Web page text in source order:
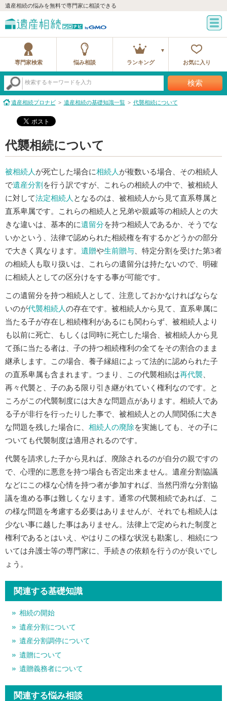
遺産相続の悩みを無料で専門家に相談できる
専門家検索 悩み相談 ランキング お気に入り
検索するキーワードを入力 検索
遺産相続プロナビ 遺産相続の基礎知識一覧 代襲相続について
代襲相続について
被相続人が死亡した場合に相続人が複数いる場合、その相続人
で遺産分割 を行う訳ですが、これらの相続人の中で、被相続人
に対して法定相続人 となるのは、被相続人から見て直系尊属と
直系卑属です。これらの相続人と兄弟や親戚等の相続人との大
きな違いは、基本的に遺留分を持つ相続人であるか、そうでな
いかという、法律で認められた相続権を有するかどうかの部分
で大きく異なります。 遺贈や生前贈与、特定分割を受けた第3者
の相続人も取り扱いは、これらの遺留分は持たないので、明確
に相続人としての区分けをする事が可能です。
この遺留分を持つ相続人として、注意しておかなければならな
いのが代襲相続人の存在です。被相続人から見て、直系卑属に
当たる子が存在し相続権利があるにも関わらず、被相続人より
も以前に死亡、もしくは同時に死亡した場合、被相続人から見
て孫に当たる者は、子の持つ相続権利の全てをその割合のまま
継承します。この場合、養子縁組によって法的に認められた子
の直系卑属も含まれます。つまり、この代襲相続は再代襲、
再々代襲と、子のある限り引き継がれていく権利なのです。と
ころがこの代襲制度には大きな問題点があります。相続人であ
る子が非行を行ったりした事で、被相続人との人間関係に大き
な問題を残した場合に、 相続人の廃除を実施しても、その子に
ついても代襲制度は適用されるのです。
代襲を請求した子から見れば、廃除されるのが自分の親ですの
で、心理的に悪意を持つ場合も否定出来ません。遺産分割協議
などにこの様な心情を持つ者が参加すれば、当然円滑な分割協
議を進める事は難しくなります。通常の代襲相続であれば、こ
の様な問題を考慮する必要はありませんが、それでも相続人は
少ない事に越した事はありません。法律上で定められた制度と
権利であるとはいえ、やはりこの様な状況も勘案し、相続につ
いては弁護士等の専門家に、手続きの依頼を行うのが良いでし
ょう。
関連する基礎知識
相続の開始
遺産分割について
遺産分割調停について
遺贈について
遺贈義務者について
関連する悩み相談